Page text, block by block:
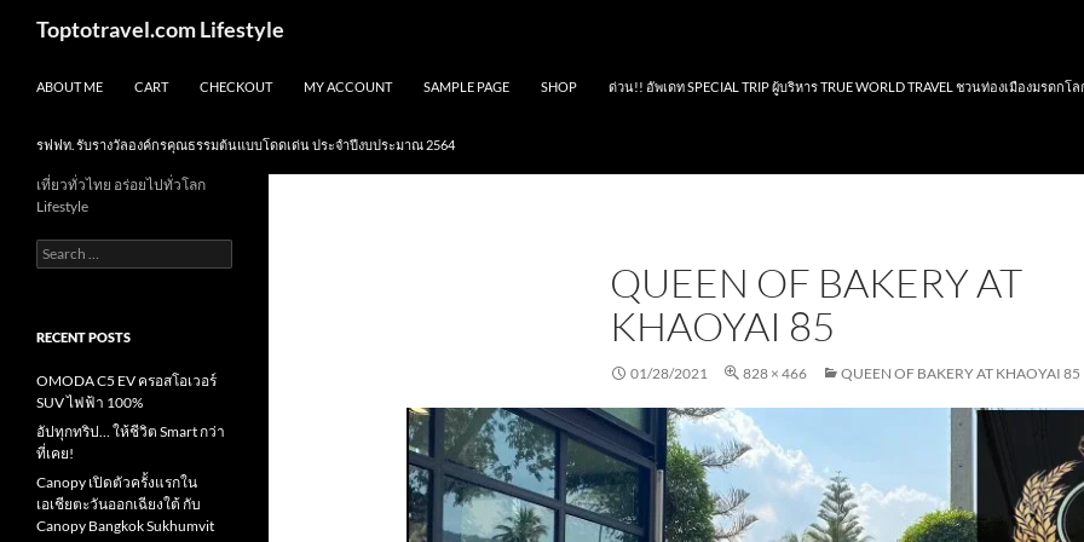
Toptotravel.com Lifestyle
ABOUT ME CART CHECKOUT MY ACCOUNT SAMPLE PAGE SHOP ด่วน!! อัพเดท SPECIAL TRIP ผู้บริหาร TRUE WORLD TRAVEL ชวนท่องเมืองมรดกโล
รฟฟท. รับรางวัลองค์กรคุณธรรมต้นแบบโดดเด่น ประจำปีงบประมาณ 2564
QUEEN OF BAKERY AT
KHAOYAI 85
01/28/2021 828 × 466 QUEEN OF BAKERY AT KHAOYAI 85
เที่ยวทั่วไทย อร่อยไปทั่วโลก
Lifestyle
Search
for:
RECENT POSTS
OMODA C5 EV ครอสโอเวอร์
SUV ไฟฟ้า 100%
อัปทุกทริป… ให้ชีวิต Smart กว่า
ที่เคย!
Canopy เปิดตัวครั้งแรกใน
เอเชียตะวันออกเฉียงใต้ กับ
Canopy Bangkok Sukhumvit